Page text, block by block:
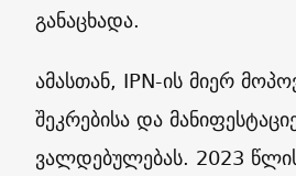
განაცხადა.
ამასთან, IPN-ის მიერ
შეკრებისა და
ვალდებულებას. 2023